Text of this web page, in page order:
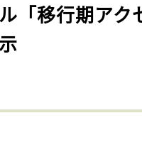
「移行期アク